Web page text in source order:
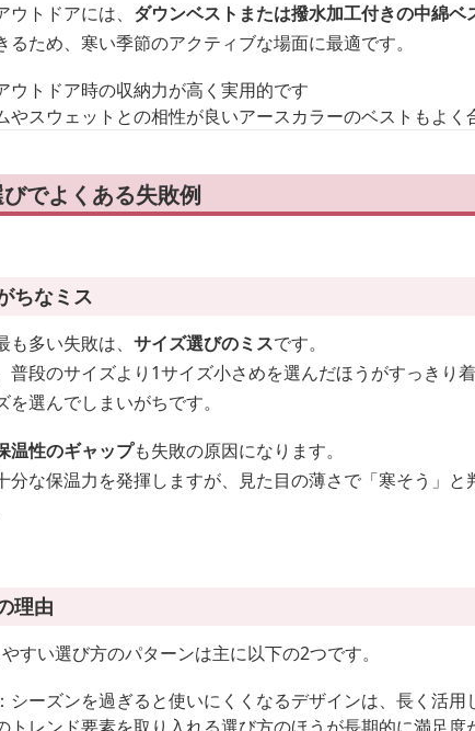
トドアには、 ダウンベストまたは撥水加工付きの中綿ベ
ため、寒い季節のアクティブな場面に最適です。
ウトドア時の収納力が高く実用的です
やスウェットとの相性が良いアースカラーのベストもよく
でよくある失敗例
ちなミス
多い失敗は、 サイズ選びのミスです。
普段のサイズより1サイズ小さめを選んだほうがすっきり
選んでしまいがちです。
温性のギャップも失敗の原因になります。
分な保温力を発揮しますが、見た目の薄さで「寒そう」
理由
すい選び方のパターンは主に以下の2つです。
：シーズンを過ぎると使いにくくなるデザインは、長く活